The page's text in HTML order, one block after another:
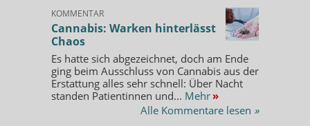
KOMMENTAR
Cannabis: Warken hinterlässt
Chaos
Es hatte sich abgezeichnet, doch am Ende
ging beim Ausschluss von Cannabis aus der
Erstattung alles sehr schnell: Über Nacht
standen Patientinnen und... Mehr »
Alle Kommentare lesen »